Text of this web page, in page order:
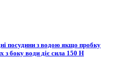
посудини з водою якщо пробку
з боку води діє сила 150 H